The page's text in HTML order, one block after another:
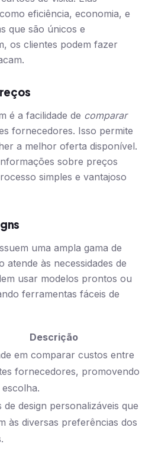
eficiência, economia, e
que são únicos e
os clientes podem fazer
é a facilidade de comparar
fornecedores. Isso permite
a melhor oferta disponível.
sobre preços
simples e vantajoso
uma ampla gama de
atende às necessidades de
usar modelos prontos ou
ferramentas fáceis de
Descrição
em comparar custos entre
fornecedores, promovendo
de design personalizáveis que
às diversas preferências dos